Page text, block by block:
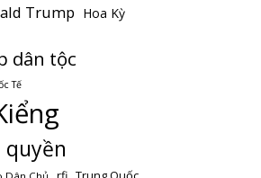
Trump Hoa Kỳ
dân tộc
Tế
quyền